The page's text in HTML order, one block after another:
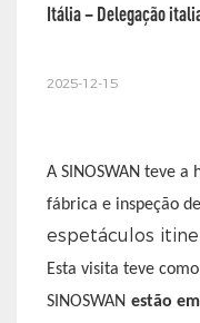
Itália – Delegação
2025-12-15
A SINOSWAN teve
fábrica e inspeção
espetáculos
Esta visita teve
SINOSWAN estão